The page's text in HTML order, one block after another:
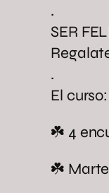
.
SER
.
El curso:
☘️ 4
☘️